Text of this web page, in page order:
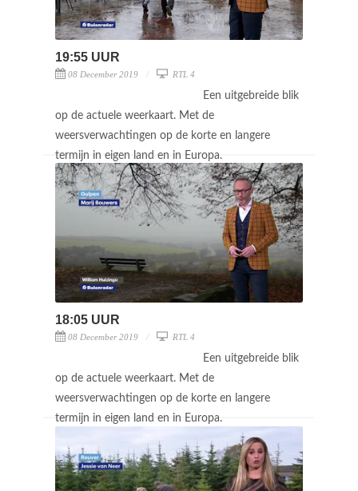
19:55 UUR
08 December 2019 RTL 4
Een uitgebreide blik
op de actuele weerkaart. Met de
weersverwachtingen op de korte en langere
termijn in eigen land en in Europa.
18:05 UUR
08 December 2019 RTL 4
Een uitgebreide blik
op de actuele weerkaart. Met de
weersverwachtingen op de korte en langere
termijn in eigen land en in Europa.